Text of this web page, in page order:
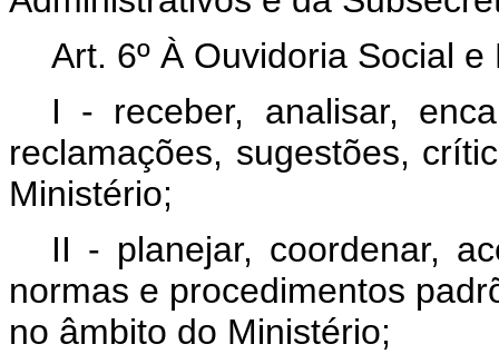
Art. 6º À Ouvidoria Social
I - receber, analisar,
reclamações, sugestões,
Ministério;
II - planejar, coordenar,
normas e procedimentos
no âmbito do Ministério;